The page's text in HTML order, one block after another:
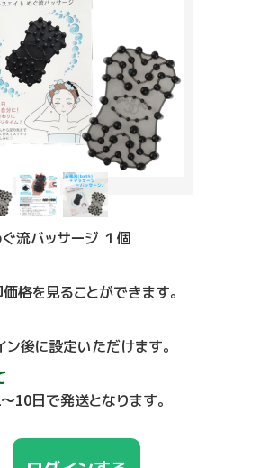
流バッサージ １個
格を見ることができます。
後に設定いただけます。
10日で発送となります。